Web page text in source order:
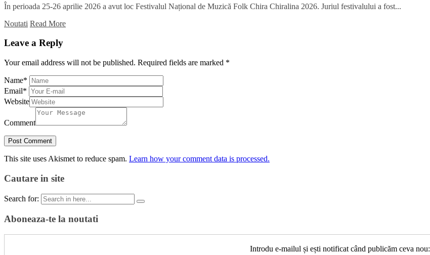
În perioada 25-26 aprilie 2026 a avut loc Festivalul Național de Muzică Folk Chira Chiralina 2026. Juriul festivalului a fost...
Noutati Read More
Leave a Reply
Your email address will not be published. Required fields are marked *
Name*
Email*
Website
Comment
This site uses Akismet to reduce spam. Learn how your comment data is processed.
Cautare in site
Search for:
Aboneaza-te la noutati
Introdu e-mailul și ești notificat când publicăm ceva nou: